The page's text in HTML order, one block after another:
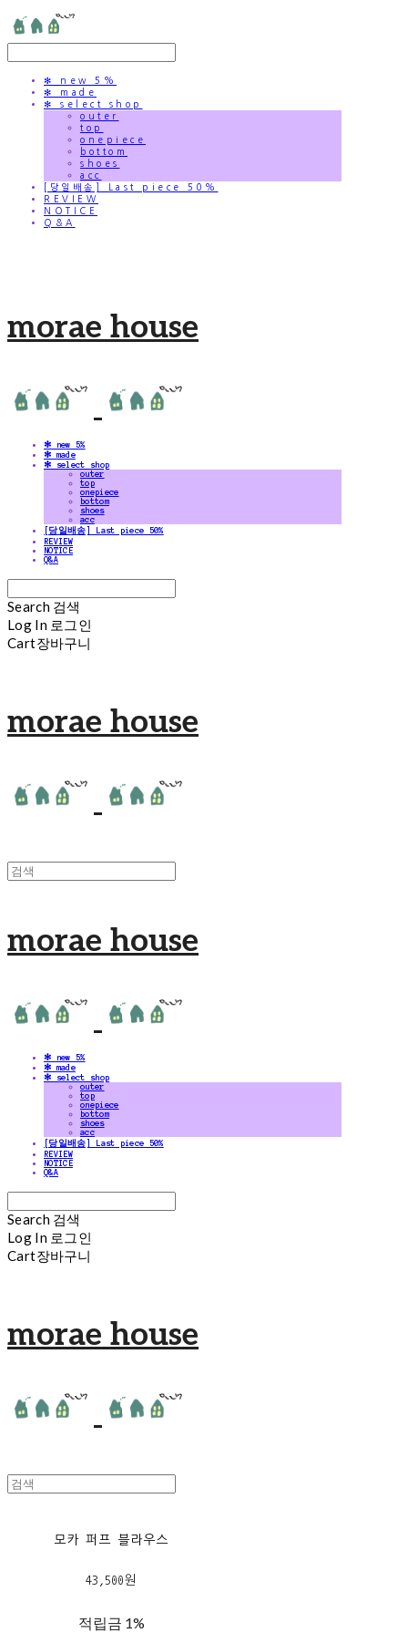
✻ new 5%
✻ made
✻ select shop
outer
top
onepiece
bottom
shoes
acc
[당일배송] Last piece 50%
REVIEW
NOTICE
Q&A
morae house
✻ new 5%
✻ made
✻ select shop
outer
top
onepiece
bottom
shoes
acc
[당일배송] Last piece 50%
REVIEW
NOTICE
Q&A
Search 검색
Log In 로그인
Cart장바구니
morae house
morae house
✻ new 5%
✻ made
✻ select shop
outer
top
onepiece
bottom
shoes
acc
[당일배송] Last piece 50%
REVIEW
NOTICE
Q&A
Search 검색
Log In 로그인
Cart장바구니
morae house
모카 퍼프 블라우스
43,500원
적립금 1%